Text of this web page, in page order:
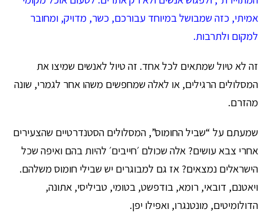
אמיתי, כזה שמבושל במיוחד עבורכם, כשר, מדויק, ומחובר
למקום ולתרבות.
זה לא טיול שמתאים לכל אחד. זה טיול לאנשים שמיצו את
המסלולים הרגילים, או לאלה שמחפשים משהו אחר לגמרי, שונה
מהזרם.
שמעתם על “שביל החומוס”, המסלולים הסטנדרטיים שהצעירים
אחרי צבא עושים? אלה שכולם ׳חייבים׳ להיות בהם ואיפה שכל
הישראלים נמצאים? אז גם למבוגרים יש שבילי חומוס משלהם.
ויאטנם, דובאי, רומא, בודפשט, בטומי, טביליסי, אתונה,
הדולומיטים, מונטנגרו, ואפילו יפן.